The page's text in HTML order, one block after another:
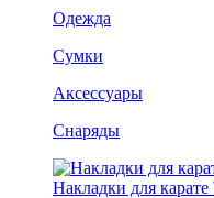
Одежда
Сумки
Аксессуары
Снаряды
Накладки для